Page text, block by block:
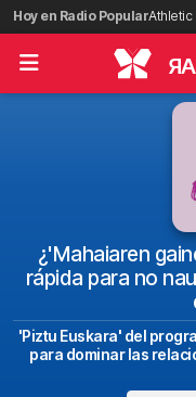
Saltar
al
contenido
Hoy en Radio PopularAthletic
R
¿'Mahaiaren
rápida para no
'Piztu Euskara' del
para dominar las